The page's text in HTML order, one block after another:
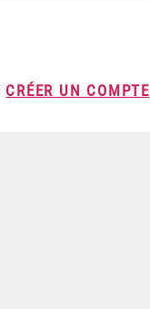
CRÉER UN COMPTE